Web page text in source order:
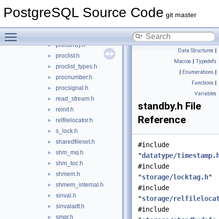
PostgreSQL Source Code git master
► predicate.h
► procarray.h
► proclist.h
► proclist_types.h
► procnumber.h
► procsignal.h
► read_stream.h
► reinit.h
► relfilelocator.h
► s_lock.h
► sharedfileset.h
► shm_mq.h
► shm_toc.h
► shmem.h
► shmem_internal.h
► sinval.h
► sinvaladt.h
► smgr.h
Data Structures |
Macros | Typedefs
| Enumerations |
Functions |
Variables
standby.h File
Reference
#include
"datatype/
#include
"storage/locktag.h"
#include
"storage/
#include